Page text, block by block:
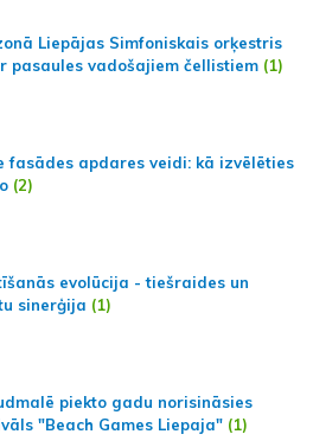
Liepājas Simfoniskais orķestris
pasaules vadošajiem čellistiem (1)
fasādes apdares veidi: kā izvēlēties
(2)
evolūcija - tiešraides un
sinerģija (1)
piekto gadu norisināsies
"Beach Games Liepaja" (1)